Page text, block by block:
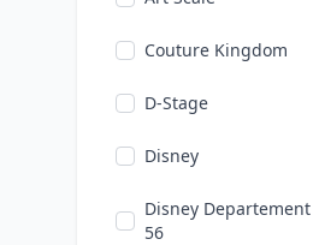
Importación EE UU
Imanes
Couture Kingdom
D-Stage
Disney
Disney Departement
56